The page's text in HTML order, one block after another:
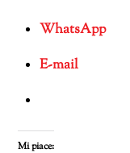
WhatsApp
E-mail
Mi piace: